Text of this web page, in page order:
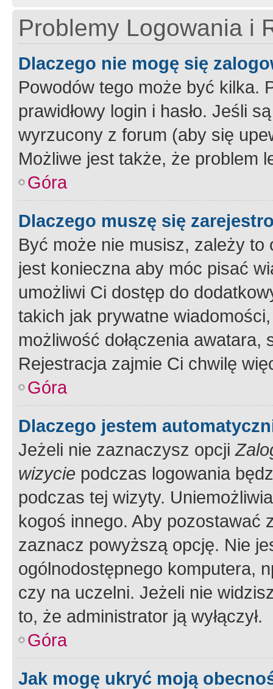
Problemy Logowania i
Dlaczego nie mogę się
Powodów tego może być kilka.
prawidłowy login i hasło. Jeśli
wyrzucony z forum (aby się
Możliwe jest także, że problem
Góra
Dlaczego muszę się
Być może nie musisz, zależy
jest konieczna aby móc pisać
umożliwi Ci dostęp do
takich jak prywatne
możliwość dołączenia
Rejestracja zajmie Ci chwilę
Góra
Dlaczego jestem
Jeżeli nie zaznaczysz opcji
wizycie podczas logowania
podczas tej wizyty.
kogoś innego. Aby pozostawać
zaznacz powyższą opcję. Nie
ogólnodostępnego komputera,
czy na uczelni. Jeżeli nie
to, że administrator ją wyłączył.
Góra
Jak mogę ukryć moją